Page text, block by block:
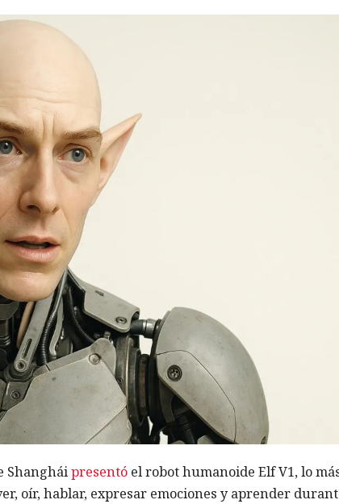
Shangháipresentóel robot humanoide Elf V1, lo
oír, hablar, expresar emociones y aprender